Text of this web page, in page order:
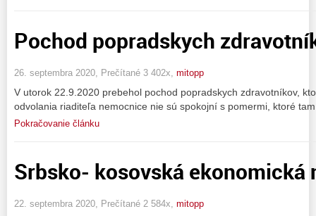
Pochod popradskych
26. septembra 2020, Prečítané 3 402x, mitopp
V utorok 22.9.2020 prebehol pochod popradskych zdravotníkov,
odvolania riaditeľa nemocnice nie sú spokojní s pomermi, ktoré
Pokračovanie článku
Srbsko- kosovská ekonomická
22. septembra 2020, Prečítané 2 584x, mitopp